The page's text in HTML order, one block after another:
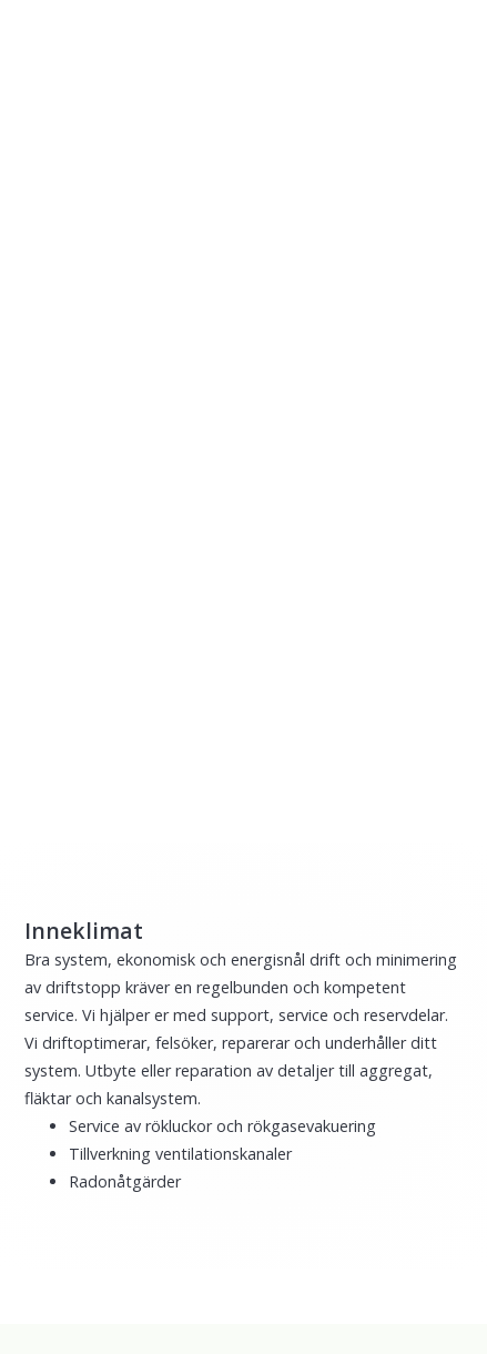
Inneklimat
Bra system, ekonomisk och energisnål drift och minimering
av driftstopp kräver en regelbunden och kompetent
service. Vi hjälper er med support, service och reservdelar.
Vi driftoptimerar, felsöker, reparerar och underhåller ditt
system. Utbyte eller reparation av detaljer till aggregat,
fläktar och kanalsystem.
Service av rökluckor och rökgasevakuering
Tillverkning ventilationskanaler
Radonåtgärder